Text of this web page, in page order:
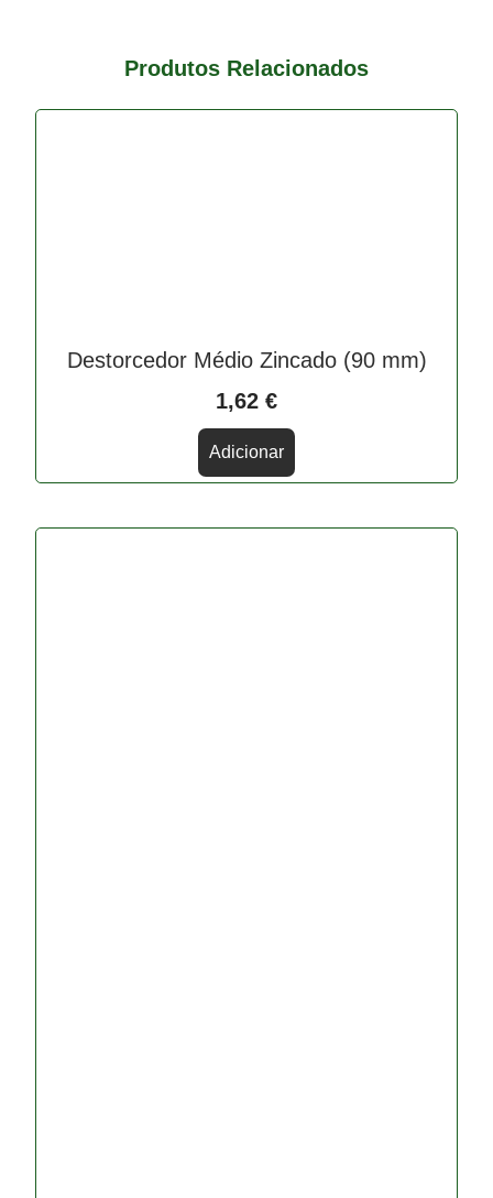
Produtos Relacionados
Destorcedor Médio Zincado (90 mm)
1,62 €
Adicionar